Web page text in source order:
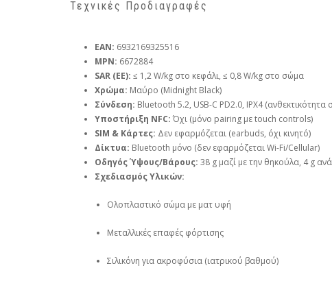
Τεχνικές Προδιαγραφές
EAN: 6932169325516
MPN: 6672884
SAR (ΕΕ): ≤ 1,2 W/kg στο κεφάλι, ≤ 0,8 W/kg στο σώμα
Χρώμα: Μαύρο (Midnight Black)
Σύνδεση: Bluetooth 5.2, USB-C PD2.0, IPX4
Υποστήριξη NFC:Όχι (μόνο pairing με touch controls)
SIM & Κάρτες: Δεν εφαρμόζεται (earbuds, όχι κινητό)
Δίκτυα: Bluetooth μόνο (δεν εφαρμόζεται Wi-Fi/Cellular)
Οδηγός Ύψους/Βάρους: 38 g μαζί με την θηκούλα, 4 g
Σχεδιασμός Υλικών:
Ολοπλαστικό σώμα με ματ υφή
Μεταλλικές επαφές φόρτισης
Σιλικόνη για ακροφύσια (ιατρικού βαθμού)